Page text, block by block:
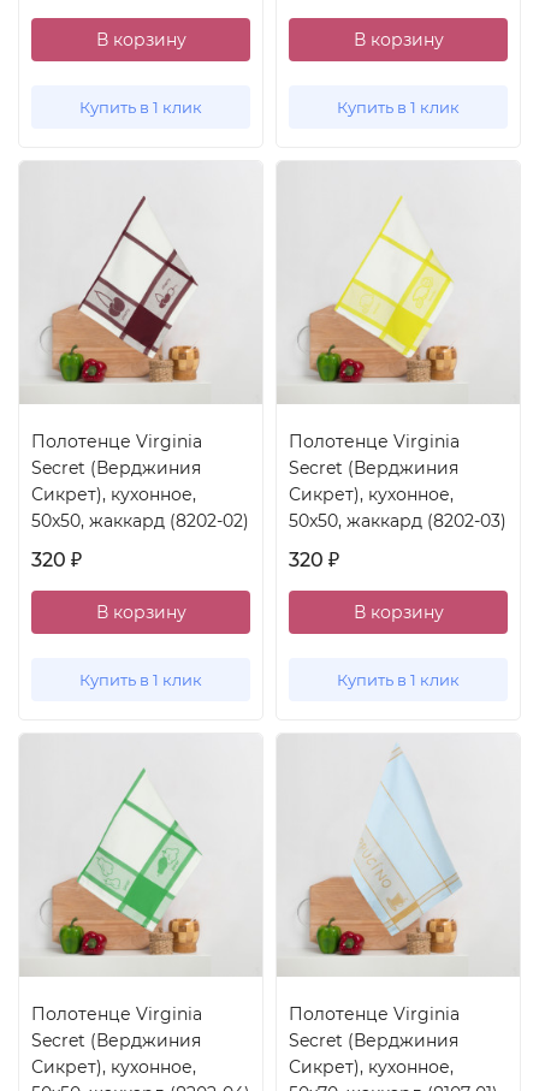
В корзину
Купить в 1 клик
В корзину
Купить в 1 клик
Полотенце Virginia
Secret (Верджиния
Сикрет), кухонное,
50x50, жаккард (8202-02)
320 ₽
В корзину
Купить в 1 клик
Полотенце Virginia
Secret (Верджиния
Сикрет), кухонное,
50x50, жаккард (8202-03)
320 ₽
В корзину
Купить в 1 клик
Полотенце Virginia
Secret (Верджиния
Сикрет), кухонное,
Полотенце Virginia
Secret (Верджиния
Сикрет), кухонное,